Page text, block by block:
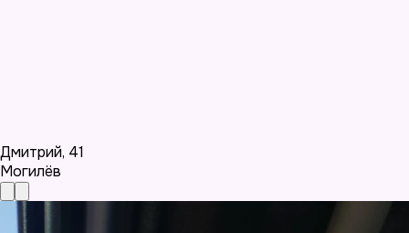
Дмитрий, 41
Могилёв